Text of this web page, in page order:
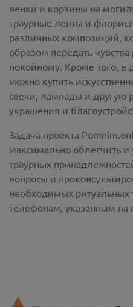
венки и корзины на
траурные ленты и
различных композиций,
образом передать
покойному. Кроме того, в
можно купить
свечи, лампады и другую
украшения и
Задача проекта
максимально облегчить и
траурных
вопросы и
необходимых ритуальных
телефонам, указанным на